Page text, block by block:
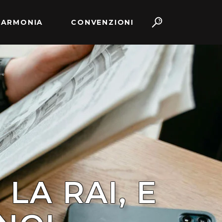
CONVENZIONI
LA RAI, E